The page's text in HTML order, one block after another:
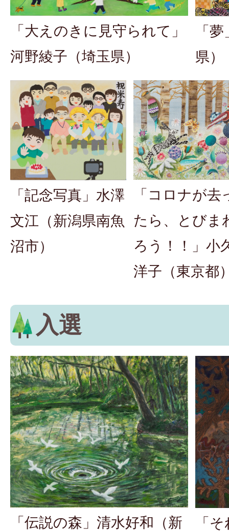
「大えのきに見守られて」
河野綾子（埼玉県）
「
県）
「記念写真」水澤
文江（新潟県南魚
沼市）
「コロナが去
たら、とびま
ろう！！」小
洋子（東京都
入選
「伝説の森」清水好和（新 「